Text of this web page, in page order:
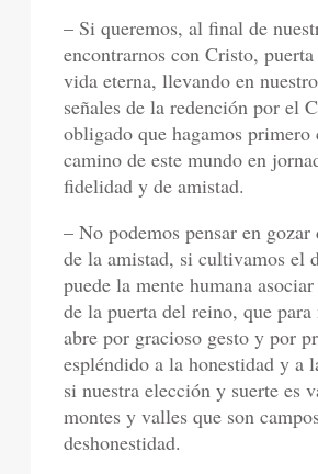
– Si queremos, al final de
encontrarnos con Cristo,
vida eterna, llevando en
señales de la redención por el
obligado que hagamos primero
camino de este mundo en
fidelidad y de amistad.
– No podemos pensar en
de la amistad, si cultivamos el
puede la mente humana
de la puerta del reino, que para
abre por gracioso gesto y por
espléndido a la honestidad y a
si nuestra elección y suerte es
montes y valles que son
deshonestidad.